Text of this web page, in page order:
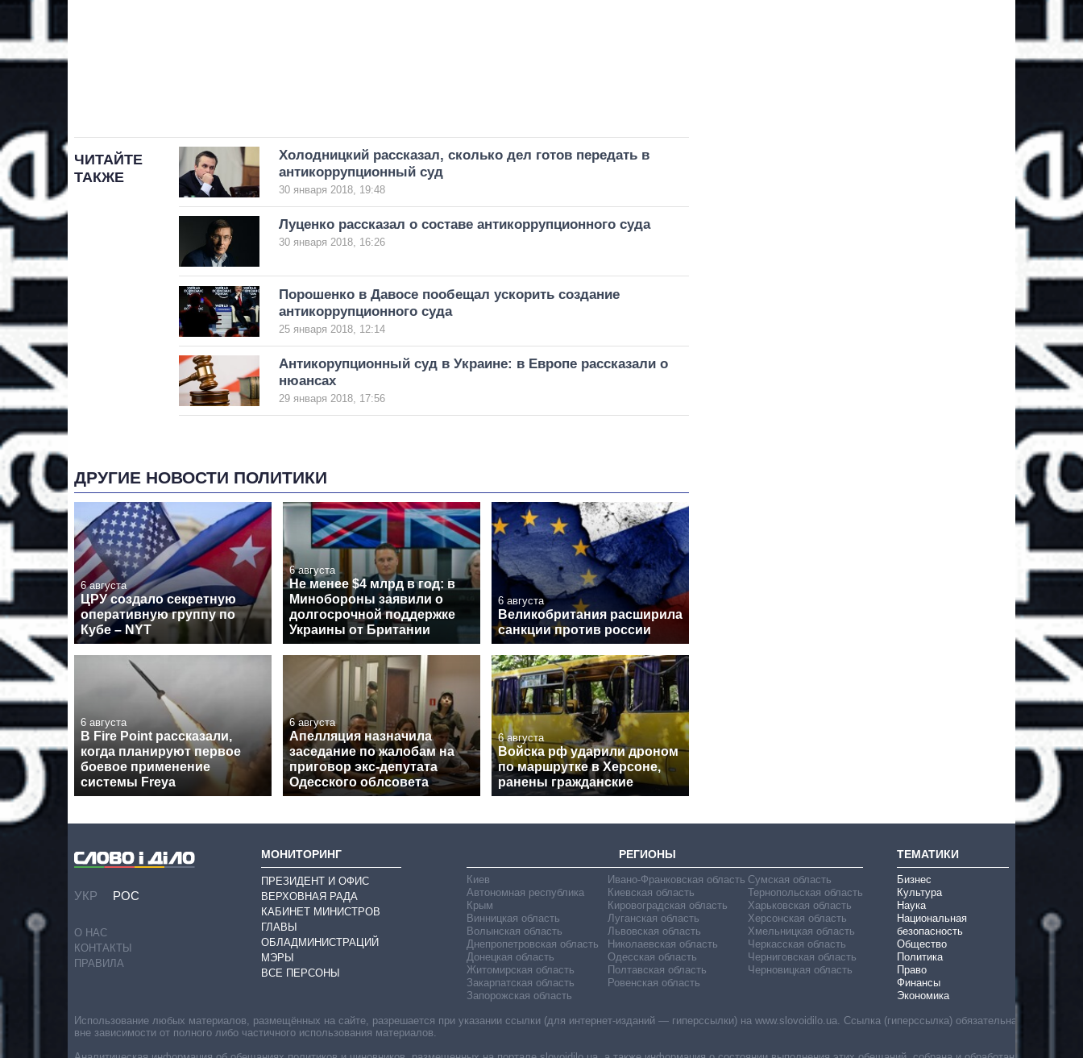
ЧИТАЙТЕ
ТАКЖЕ
Холодницкий рассказал, сколько дел готов передать в
антикоррупционный суд
30 января 2018, 19:48
Луценко рассказал о составе антикоррупционного суда
30 января 2018, 16:26
Порошенко в Давосе пообещал ускорить создание
антикоррупционного суда
25 января 2018, 12:14
Антикорупционный суд в Украине: в Европе рассказали о
нюансах
29 января 2018, 17:56
ДРУГИЕ НОВОСТИ ПОЛИТИКИ
6 августа
ЦРУ создало секретную
оперативную группу по
Кубе – NYT
6 августа
Не менее $4 млрд в год: в
Минобороны заявили о
долгосрочной поддержке
Украины от Британии
6 августа
Великобритания расширила
санкции против россии
6 августа
В Fire Point рассказали,
когда планируют первое
боевое применение
системы Freya
6 августа
Апелляция назначила
заседание по жалобам на
приговор экс-депутата
Одесского облсовета
6 августа
Войска рф ударили дроном
по маршрутке в Херсоне,
ранены гражданские
УКР РОС
О НАС
КОНТАКТЫ
ПРАВИЛА
МОНИТОРИНГ
ПРЕЗИДЕНТ И ОФИС
ВЕРХОВНАЯ РАДА
КАБИНЕТ МИНИСТРОВ
ГЛАВЫ
ОБЛАДМИНИСТРАЦИЙ
МЭРЫ
ВСЕ ПЕРСОНЫ
РЕГИОНЫ
Киев
Автономная республика
Крым
Винницкая область
Волынская область
Днепропетровская область
Донецкая область
Житомирская область
Закарпатская область
Запорожская область
Ивано-Франковская область
Киевская область
Кировоградская область
Луганская область
Львовская область
Николаевская область
Одесская область
Полтавская область
Ровенская область
Сумская область
Тернопольская область
Харьковская область
Херсонская область
Хмельницкая область
Черкасская область
Черниговская область
Черновицкая область
ТЕМАТИКИ
Бизнес
Культура
Наука
Национальная
безопасность
Общество
Политика
Право
Финансы
Экономика
Использование любых материалов, размещённых на сайте, разрешается при указании ссылки (для интернет-изданий — гиперссылки) на www.slovoidilo.ua. Ссылка (гиперссылка) обязательна
вне зависимости от полного либо частичного использования материалов.